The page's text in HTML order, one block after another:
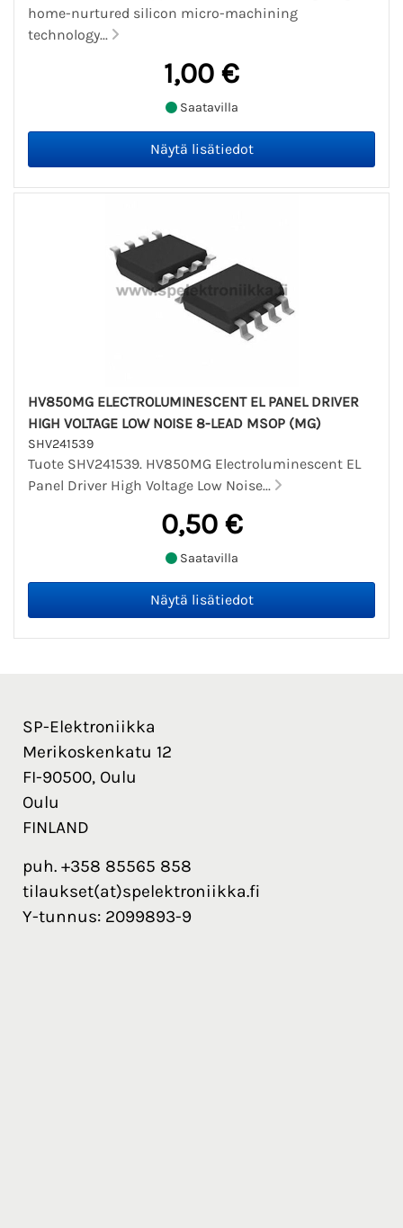
home-nurtured silicon micro-machining
technology...
1,00 €
Saatavilla
HV850MG ELECTROLUMINESCENT EL PANEL DRIVER
HIGH VOLTAGE LOW NOISE 8-LEAD MSOP (MG)
SHV241539
Tuote SHV241539. HV850MG Electroluminescent EL
Panel Driver High Voltage Low Noise...
0,50 €
Saatavilla
SP-Elektroniikka
Merikoskenkatu 12
FI-90500, Oulu
Oulu
FINLAND
puh. +358 85565 858
tilaukset(at)spelektroniikka.fi
Y-tunnus: 2099893-9